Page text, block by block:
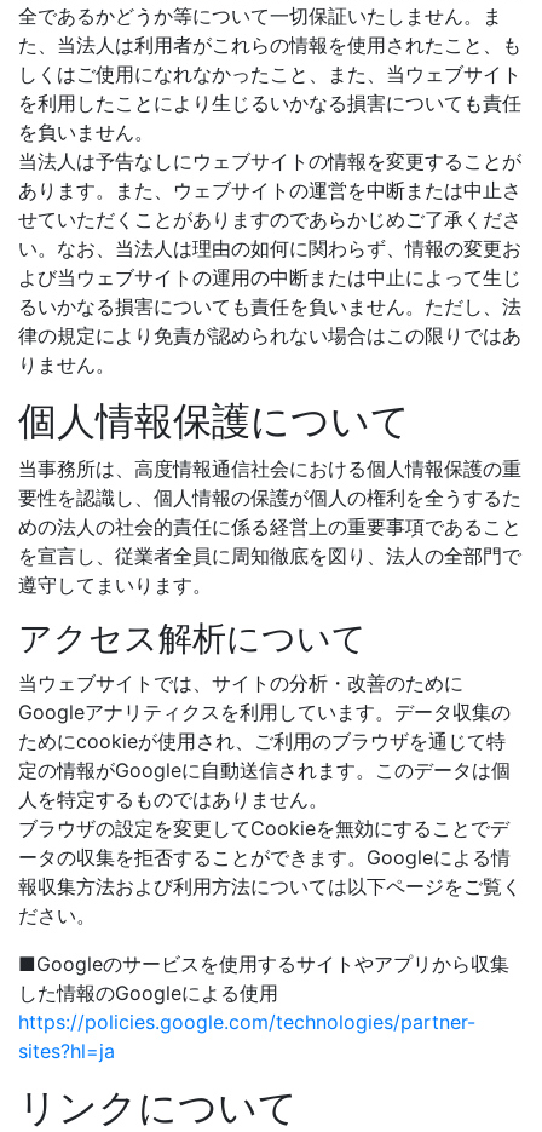
全であるかどうか等について一切保証いたしません。ま
た、当法人は利用者がこれらの情報を使用されたこと、も
しくはご使用になれなかったこと、また、当ウェブサイト
を利用したことにより生じるいかなる損害についても責任
を負いません。
当法人は予告なしにウェブサイトの情報を変更することが
あります。また、ウェブサイトの運営を中断または中止さ
せていただくことがありますのであらかじめご了承くださ
い。なお、当法人は理由の如何に関わらず、情報の変更お
よび当ウェブサイトの運用の中断または中止によって生じ
るいかなる損害についても責任を負いません。ただし、法
律の規定により免責が認められない場合はこの限りではあ
りません。
個人情報保護について
当事務所は、高度情報通信社会における個人情報保護の重
要性を認識し、個人情報の保護が個人の権利を全うするた
めの法人の社会的責任に係る経営上の重要事項であること
を宣言し、従業者全員に周知徹底を図り、法人の全部門で
遵守してまいります。
アクセス解析について
当ウェブサイトでは、サイトの分析・改善のために
Googleアナリティクスを利用しています。データ収集の
ためにcookieが使用され、ご利用のブラウザを通じて特
定の情報がGoogleに自動送信されます。このデータは個
人を特定するものではありません。
ブラウザの設定を変更してCookieを無効にすることでデ
ータの収集を拒否することができます。Googleによる情
報収集方法および利用方法については以下ページをご覧く
ださい。
■Googleのサービスを使用するサイトやアプリから収集
した情報のGoogleによる使用
https://policies.google.com/technologies/partner-
sites?hl=ja
リンクについて